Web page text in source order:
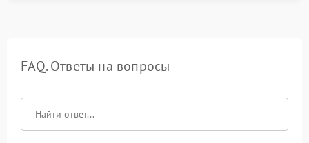
FAQ. Ответы на вопросы